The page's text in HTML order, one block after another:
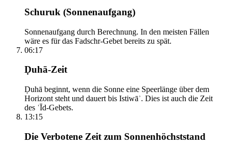
Schuruk (Sonnenaufgang)
Sonnenaufgang durch Berechnung. In den meisten Fällen
wäre es für das Fadschr-Gebet bereits zu spät.
06:17
Ḍuhā-Zeit
Ḍuhā beginnt, wenn die Sonne eine Speerlänge über dem
Horizont steht und dauert bis Istiwāʾ. Dies ist auch die Zeit
des ʿĪd-Gebets.
13:15
Die Verbotene Zeit zum Sonnenhöchststand